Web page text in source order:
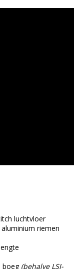
luchtvloer
riemen
boeg (behalve LSI-